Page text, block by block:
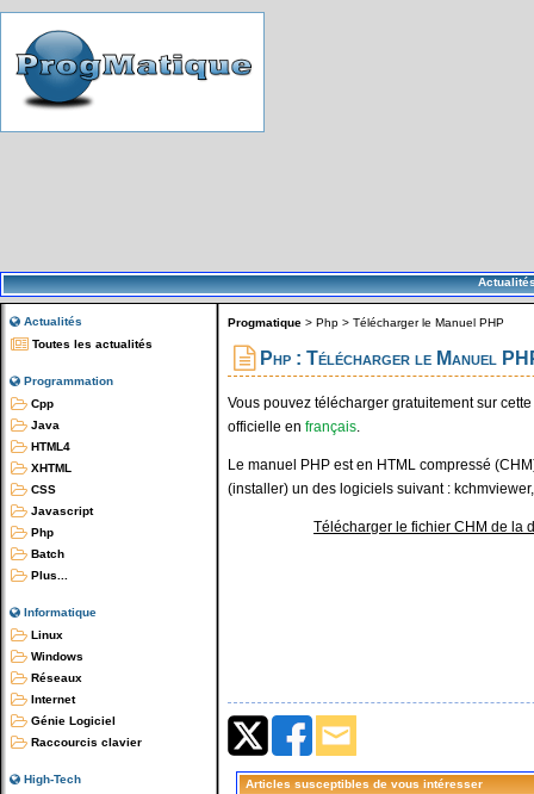
Actualités
Toutes les actualités
Programmation
Cpp
Java
HTML4
XHTML
CSS
Javascript
Php
Batch
Plus...
Informatique
Linux
Windows
Réseaux
Internet
Génie Logiciel
Raccourcis clavier
High-Tech
Progmatique > Php > Télécharger le Manuel PHP
Php : Télécharger le Manuel
Vous pouvez télécharger gratuitement sur
officielle en français
Le manuel PHP est en HTML compressé
(installer) un des logiciels suivant :
Télécharger le fichier CHM de la
Articles susceptibles de vous intéresser